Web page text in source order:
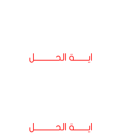
ايـــــــة الحـــــــــــل
ايـــــــة الحـــــــــــل